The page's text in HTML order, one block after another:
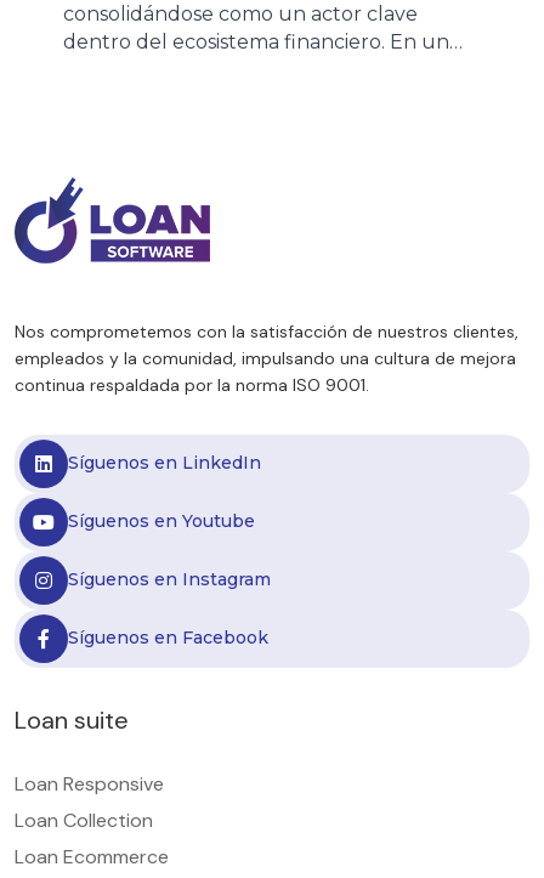
consolidándose como un actor clave
dentro del ecosistema financiero. En un
empresas de crédito. A partir del último
informe de Eco Go Consultores,
analizamos los principales indicadores del
sector […]
Nos comprometemos con la satisfacción de nuestros clientes,
empleados y la comunidad, impulsando una cultura de mejora
continua respaldada por la norma ISO 9001.
Síguenos en LinkedIn
Síguenos en Youtube
Síguenos en Instagram
Síguenos en Facebook
Loan suite
Loan Responsive
Loan Collection
Loan Ecommerce